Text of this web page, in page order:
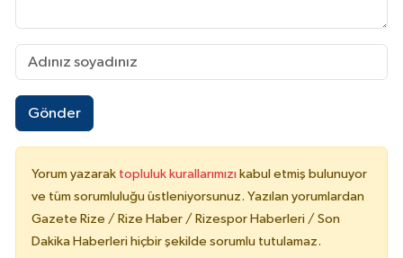
Gönder
Yorum yazarak topluluk kurallarımızı kabul etmiş bulunuyor
ve tüm sorumluluğu üstleniyorsunuz. Yazılan yorumlardan
Gazete Rize / Rize Haber / Rizespor Haberleri / Son
Dakika Haberleri hiçbir şekilde sorumlu tutulamaz.